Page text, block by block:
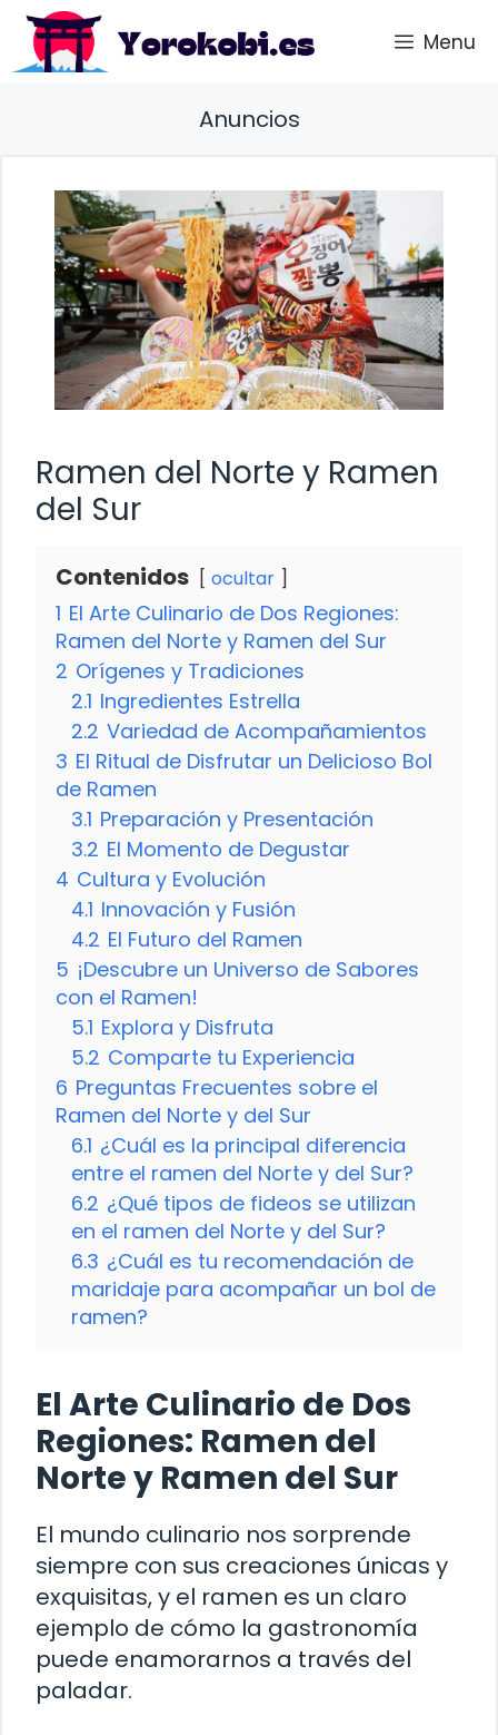
Saltar
contenido
Menu
Anuncios
Ramen del Norte y Ramen
del Sur
Contenidos ocultar
1 El Arte Culinario de Dos Regiones:
Ramen del Norte y Ramen del Sur
2 Orígenes y Tradiciones
2.1 Ingredientes Estrella
2.2 Variedad de Acompañamientos
3 El Ritual de Disfrutar un Delicioso Bol
de Ramen
3.1 Preparación y Presentación
3.2 El Momento de Degustar
4 Cultura y Evolución
4.1 Innovación y Fusión
4.2 El Futuro del Ramen
5 ¡Descubre un Universo de Sabores
con el Ramen!
5.1 Explora y Disfruta
5.2 Comparte tu Experiencia
6 Preguntas Frecuentes sobre el
Ramen del Norte y del Sur
6.1 ¿Cuál es la principal diferencia
entre el ramen del Norte y del Sur?
6.2 ¿Qué tipos de fideos se utilizan
en el ramen del Norte y del Sur?
6.3 ¿Cuál es tu recomendación de
maridaje para acompañar un bol de
ramen?
El Arte Culinario de Dos
Regiones: Ramen del
Norte y Ramen del Sur
El mundo culinario nos sorprende
siempre con sus creaciones únicas y
exquisitas, y el ramen es un claro
ejemplo de cómo la gastronomía
puede enamorarnos a través del
paladar.